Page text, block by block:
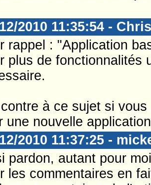
2010 11:35:54 -
rappel : "Application
plus de fonctionnalités
à ce sujet si
une nouvelle
2010 11:37:25 -
pardon, autant pour
les commentaires en